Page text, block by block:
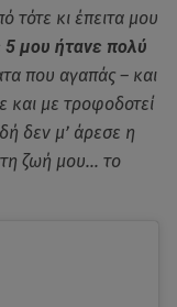
τότε κι έπειτα μου
5 μου ήτανε πολύ
που αγαπάς – και
με τροφοδοτεί
δεν μ’ άρεσε η
ζωή μου… το